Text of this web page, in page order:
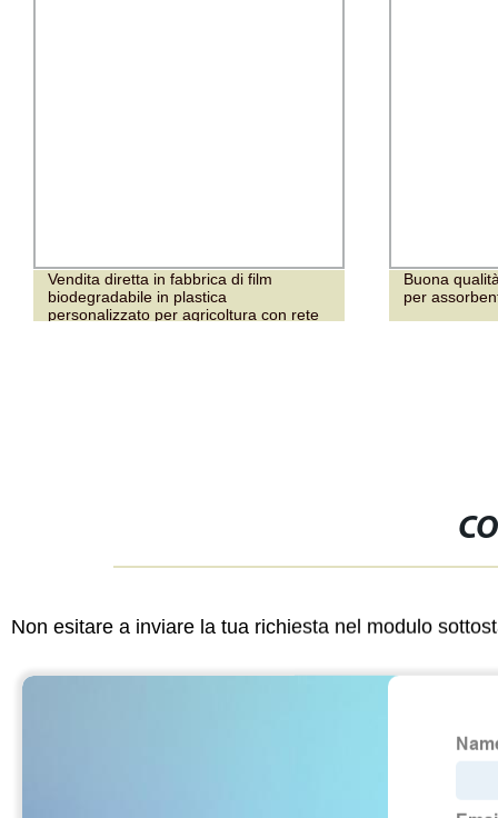
Vendita diretta in fabbrica di film
biodegradabile in plastica
personalizzato per agricoltura con rete
Buona
per
Non esitare a inviare la tua richiesta nel modulo